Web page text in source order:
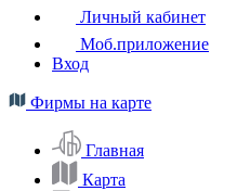
Личный кабинет
Моб.приложение
Вход
Фирмы на карте
Главная
Карта